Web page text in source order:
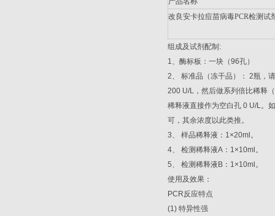
改良安卡拉痘苗病毒PCR检测试
组成及试剂配制 :
1、酶标板：一块（96孔）
2、 标准品（冻干品）： 2瓶，
200 U/L ，然后做系列倍比稀释
稀释液直接作为空白孔 0 U/L。
可，其余浓度以此类推。
3、 样品稀释液： 1×20ml 。
4、 检测稀释液A ： 1×10ml 。
5、 检测稀释液 B ： 1×10ml 。
使用及效果：
PCR反应特点
(1) 特异性强